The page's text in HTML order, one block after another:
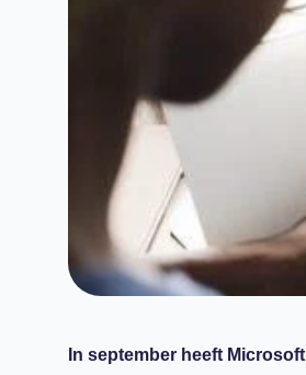
In september heeft Microsoft